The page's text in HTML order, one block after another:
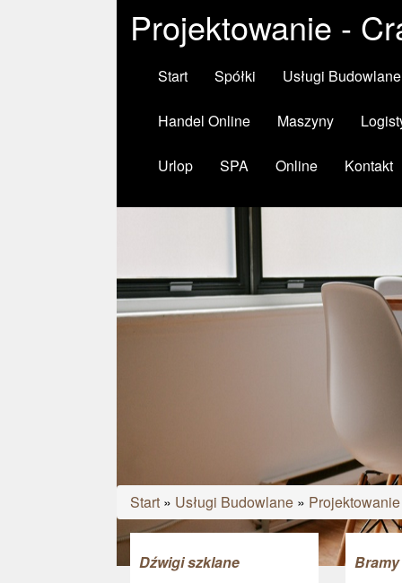
Projektowanie -
Start Spółki Usługi Budowlane
Handel Online Maszyny
Urlop SPA Online Kontakt
Start » Usługi Budowlane » Projektowanie
Dźwigi szklane